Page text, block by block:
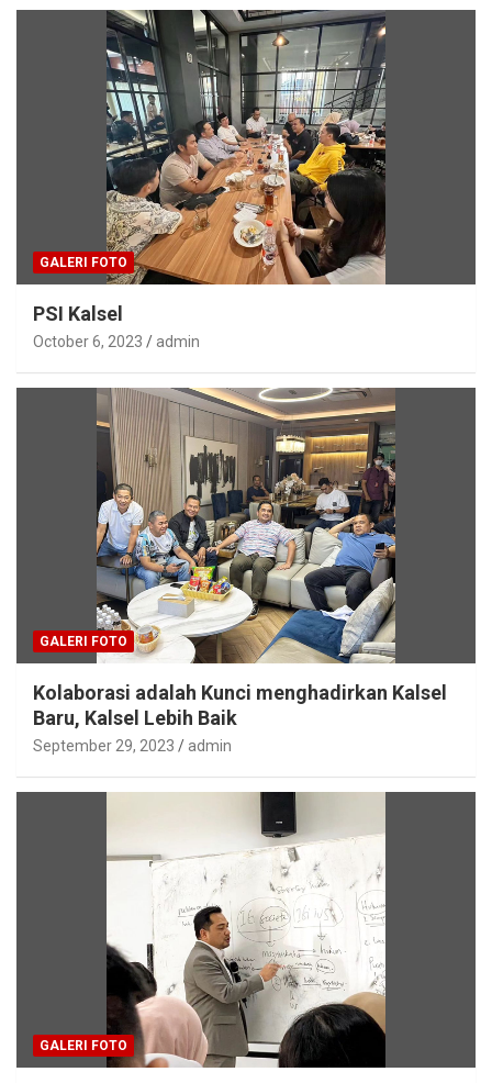
GALERI FOTO
PSI Kalsel
October 6, 2023 admin
GALERI FOTO
Kolaborasi adalah Kunci menghadirkan Kalsel
Baru, Kalsel Lebih Baik
September 29, 2023 admin
GALERI FOTO